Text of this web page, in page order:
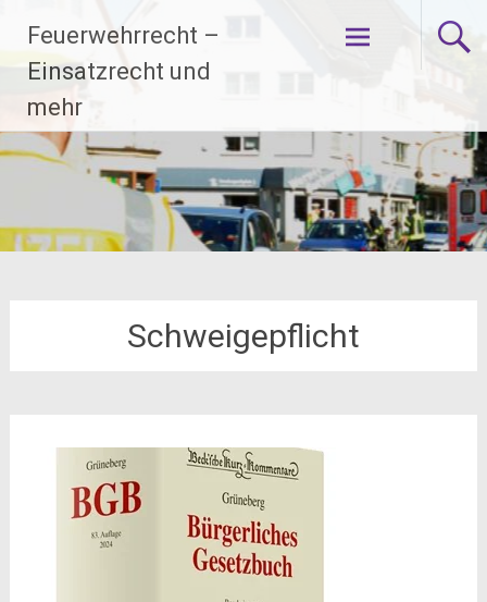
Inhalt
springen
Feuerwehrrecht –
Einsatzrecht und
mehr
Schweigepflicht